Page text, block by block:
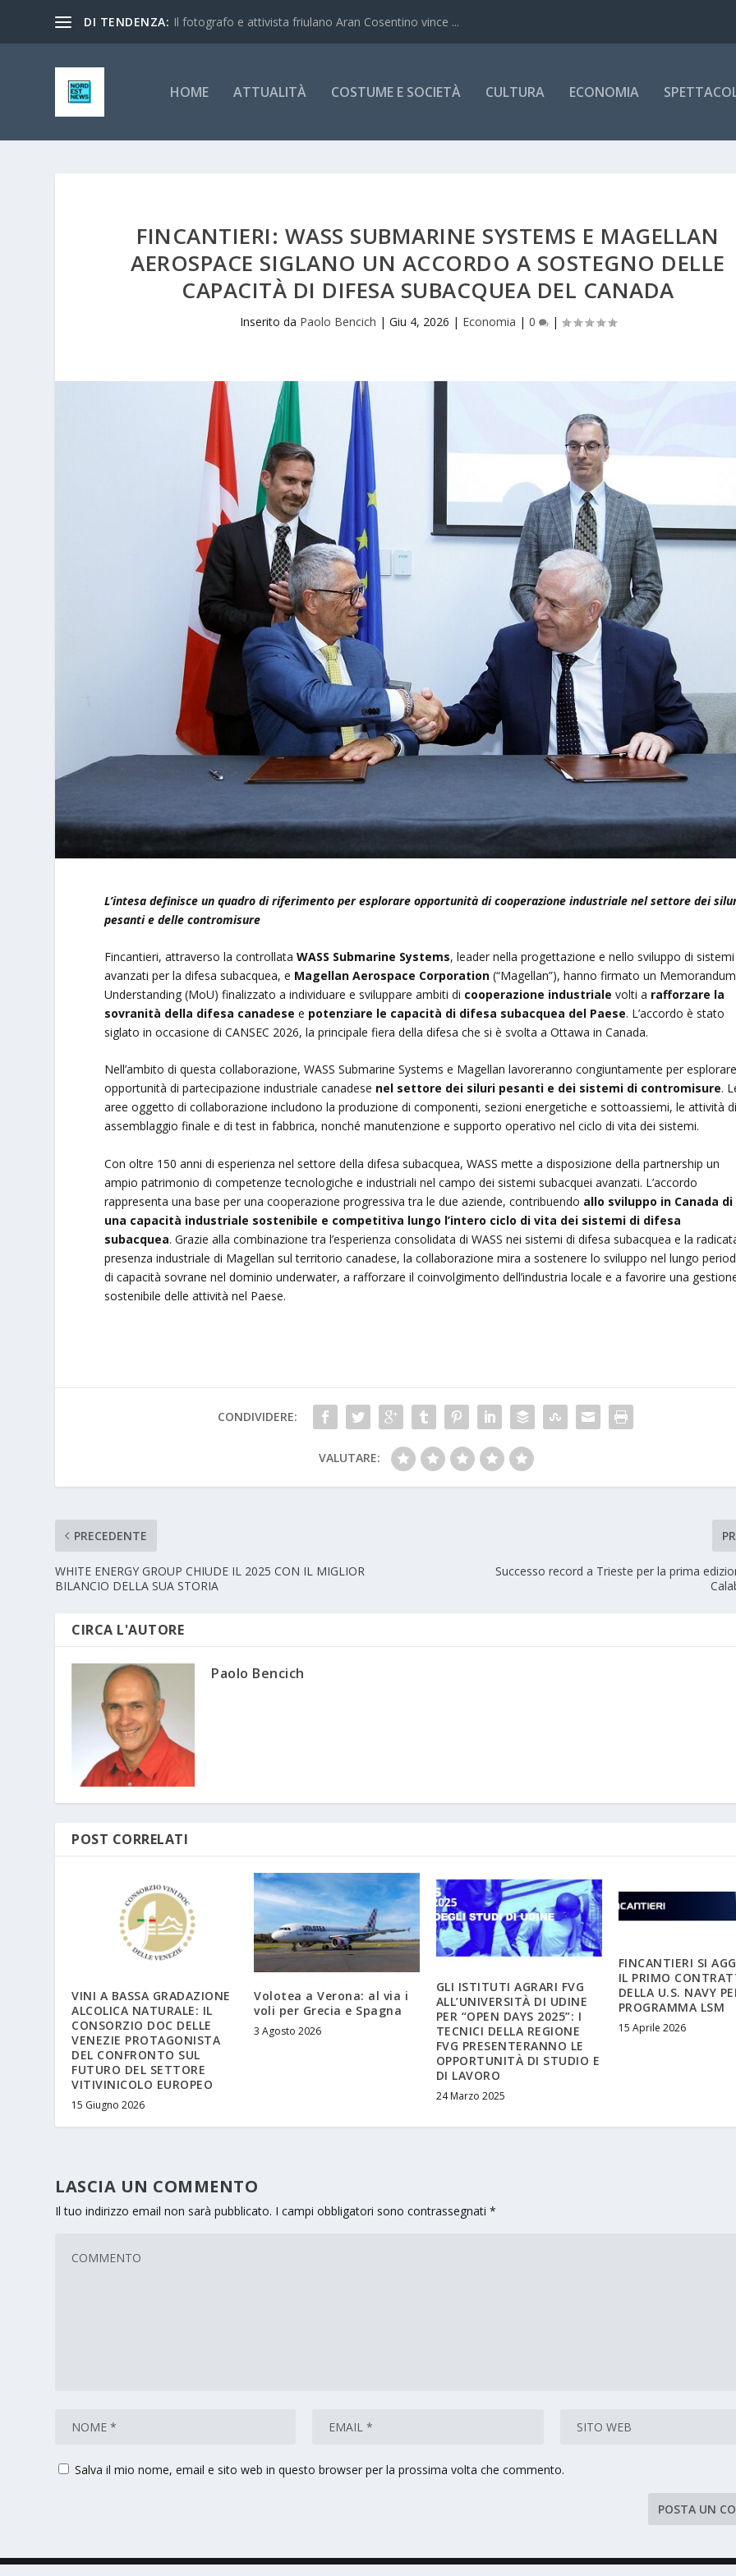
DI TENDENZA: Il fotografo e attivista friulano Aran Cosentino vince ...
HOME ATTUALITÀ COSTUME E SOCIETÀ CULTURA ECONOMIA
FINCANTIERI: WASS SUBMARINE SYSTEMS E MAGELLAN
AEROSPACE SIGLANO UN ACCORDO A SOSTEGNO DELLE
CAPACITÀ DI DIFESA SUBACQUEA DEL CANADA
Inserito da Paolo Bencich | Giu 4, 2026 | Economia | 0 |
L’intesa definisce un quadro di riferimento per esplorare opportunità di cooperazione industriale nel settore dei
pesanti e delle contromisure
Fincantieri, attraverso la controllataWASS Submarine Systems, leader nella progettazione e nello sviluppo di sistemi
avanzati per la difesa subacquea, e Magellan Aerospace Corporation (“Magellan”), hanno firmato un
Understanding (MoU) finalizzato a individuare e sviluppare ambiti di cooperazione industriale volti a rafforzare la
sovranità della difesa canadese e potenziare le capacità di difesa subacquea del Paese. L’accordo è stato
siglato in occasione di CANSEC 2026, la principale fiera della difesa che si è svolta a Ottawa in Canada.
Nell’ambito di questa collaborazione, WASS Submarine Systems e Magellan lavoreranno congiuntamente per esplorare
opportunità di partecipazione industriale canadese nel settore dei siluri pesanti e dei sistemi di contromisure.
aree oggetto di collaborazione includono la produzione di componenti, sezioni energetiche e sottoassiemi, le attività di
assemblaggio finale e di test in fabbrica, nonché manutenzione e supporto operativo nel ciclo di vita dei sistemi.
Con oltre 150 anni di esperienza nel settore della difesa subacquea, WASS mette a disposizione della partnership un
ampio patrimonio di competenze tecnologiche e industriali nel campo dei sistemi subacquei avanzati. L’accordo
rappresenta una base per una cooperazione progressiva tra le due aziende, contribuendo allo sviluppo in Canada di
una capacità industriale sostenibile e competitiva lungo l’intero ciclo di vita dei sistemi di difesa
subacquea. Grazie alla combinazione tra l’esperienza consolidata di WASS nei sistemi di difesa subacquea e la
presenza industriale di Magellan sul territorio canadese, la collaborazione mira a sostenere lo sviluppo nel lungo
di capacità sovrane nel dominio underwater, a rafforzare il coinvolgimento dell’industria locale e a favorire una
sostenibile delle attività nel Paese.
CONDIVIDERE:
VALUTARE:
PRECEDENTE
WHITE ENERGY GROUP CHIUDE IL 2025 CON IL MIGLIOR
BILANCIO DELLA SUA STORIA
Successo record a Trieste per la prima
CIRCA L'AUTORE
Paolo Bencich
POST CORRELATI
VINI A BASSA GRADAZIONE
ALCOLICA NATURALE: IL
CONSORZIO DOC DELLE
VENEZIE PROTAGONISTA
DEL CONFRONTO SUL
FUTURO DEL SETTORE
VITIVINICOLO EUROPEO
15 Giugno 2026
Volotea a Verona: al via i
voli per Grecia e Spagna
3 Agosto 2026
GLI ISTITUTI AGRARI FVG
ALL’UNIVERSITÀ DI UDINE
PER “OPEN DAYS 2025”: I
TECNICI DELLA REGIONE
FVG PRESENTERANNO LE
OPPORTUNITÀ DI STUDIO E
DI LAVORO
24 Marzo 2025
FINCANTIERI SI
IL PRIMO
DELLA U.S. NAVY
PROGRAMMA LSM
15 Aprile 2026
LASCIA UN COMMENTO
Il tuo indirizzo email non sarà pubblicato. I campi obbligatori sono contrassegnati*
Salva il mio nome, email e sito web in questo browser per la prossima volta che commento.